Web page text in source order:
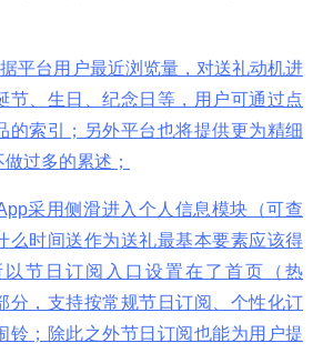
据平台用户最近浏览量，对送礼动机进
节、生日、纪念日等，用户可通过点
的索引；另外平台也将提供更为精细
过多的累述；
采用侧滑进入个人信息模块（可查
么时间送作为送礼最基本要素应该得
节日订阅入口设置在了首页（热
分，支持按常规节日订阅、个性化订
铃；除此之外节日订阅也能为用户提